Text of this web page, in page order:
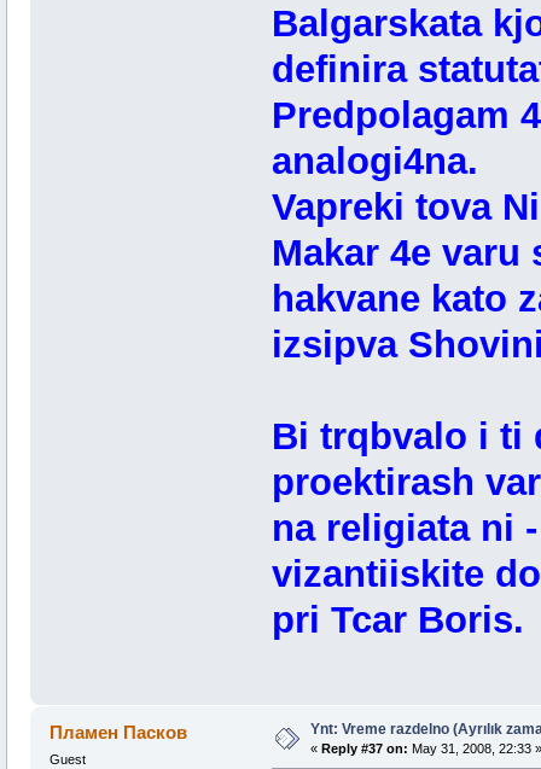
Balgarskata
definira
Predpolagam
analogi4na.
Vapreki tova
Makar 4e
hakvane kato
izsipva
Bi trqbvalo i ti
proektirash
na religiata ni
vizantiiskite
pri Tcar Boris.
Пламен Пасков
Guest
Ynt: Vreme razdelno (Ayrılık
« Reply #37 on: May 31, 2008, 22:33 »